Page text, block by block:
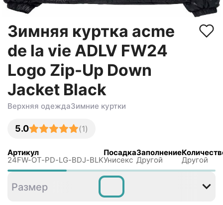
Зимняя куртка acme
de la vie ADLV FW24
Logo Zip-Up Down
Jacket Black
Верхняя одеждаЗимние куртки
5.0 (1)
Артикул
24FW-OT-PD-LG-BDJ-BLK
Посадка
Унисекс
Заполнение
Другой Другой
Размер